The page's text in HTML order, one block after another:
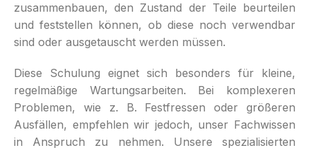
zusammenbauen, den Zustand der Teile beurteilen
und feststellen können, ob diese noch verwendbar
sind oder ausgetauscht werden müssen.
Diese Schulung eignet sich besonders für kleine,
regelmäßige Wartungsarbeiten. Bei komplexeren
Problemen, wie z. B. Festfressen oder größeren
Ausfällen, empfehlen wir jedoch, unser Fachwissen
in Anspruch zu nehmen. Unsere spezialisierten